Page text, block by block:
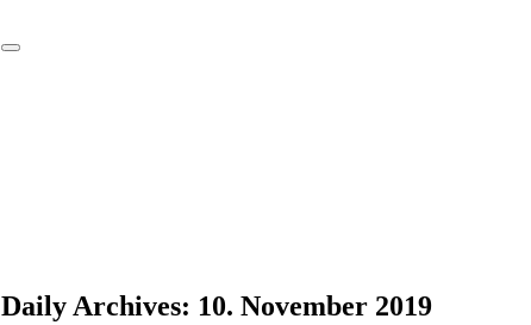
Daily Archives: 10. November 2019